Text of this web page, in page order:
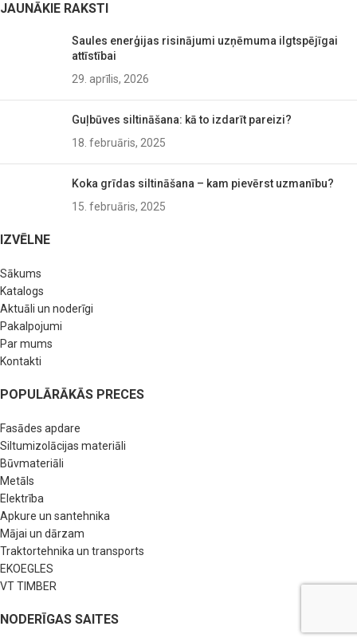
JAUNĀKIE RAKSTI
Saules enerģijas risinājumi uzņēmuma ilgtspējīgai
attīstībai
29. aprīlis, 2026
Guļbūves siltināšana: kā to izdarīt pareizi?
18. februāris, 2025
Koka grīdas siltināšana – kam pievērst uzmanību?
15. februāris, 2025
IZVĒLNE
Sākums
Katalogs
Aktuāli un noderīgi
Pakalpojumi
Par mums
Kontakti
POPULĀRĀKĀS PRECES
Fasādes apdare
Siltumizolācijas materiāli
Būvmateriāli
Metāls
Elektrība
Apkure un santehnika
Mājai un dārzam
Traktortehnika un transports
EKOEGLES
VT TIMBER
NODERĪGAS SAITES